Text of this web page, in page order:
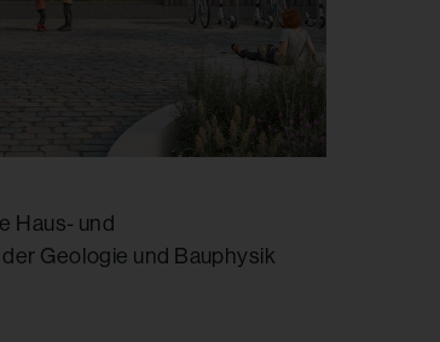
Haus- und
Geologie und Bauphysik